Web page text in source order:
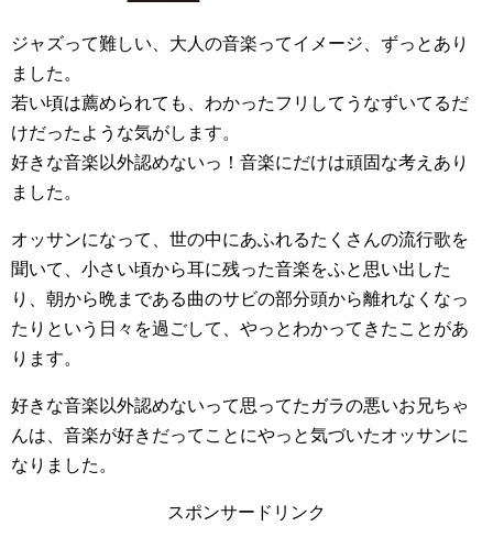
ジャズって難しい、大人の音楽ってイメージ、ずっとあり
ました。
若い頃は薦められても、わかったフリしてうなずいてるだ
けだったような気がします。
好きな音楽以外認めないっ！音楽にだけは頑固な考えあり
ました。
オッサンになって、世の中にあふれるたくさんの流行歌を
聞いて、小さい頃から耳に残った音楽をふと思い出した
り、朝から晩まである曲のサビの部分頭から離れなくなっ
たりという日々を過ごして、やっとわかってきたことがあ
ります。
好きな音楽以外認めないって思ってたガラの悪いお兄ちゃ
んは、音楽が好きだってことにやっと気づいたオッサンに
なりました。
スポンサードリンク